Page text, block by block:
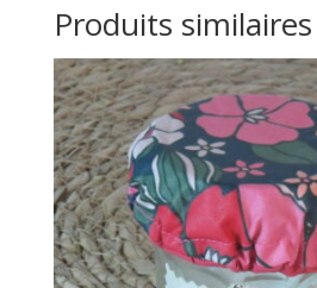
Produits similaires